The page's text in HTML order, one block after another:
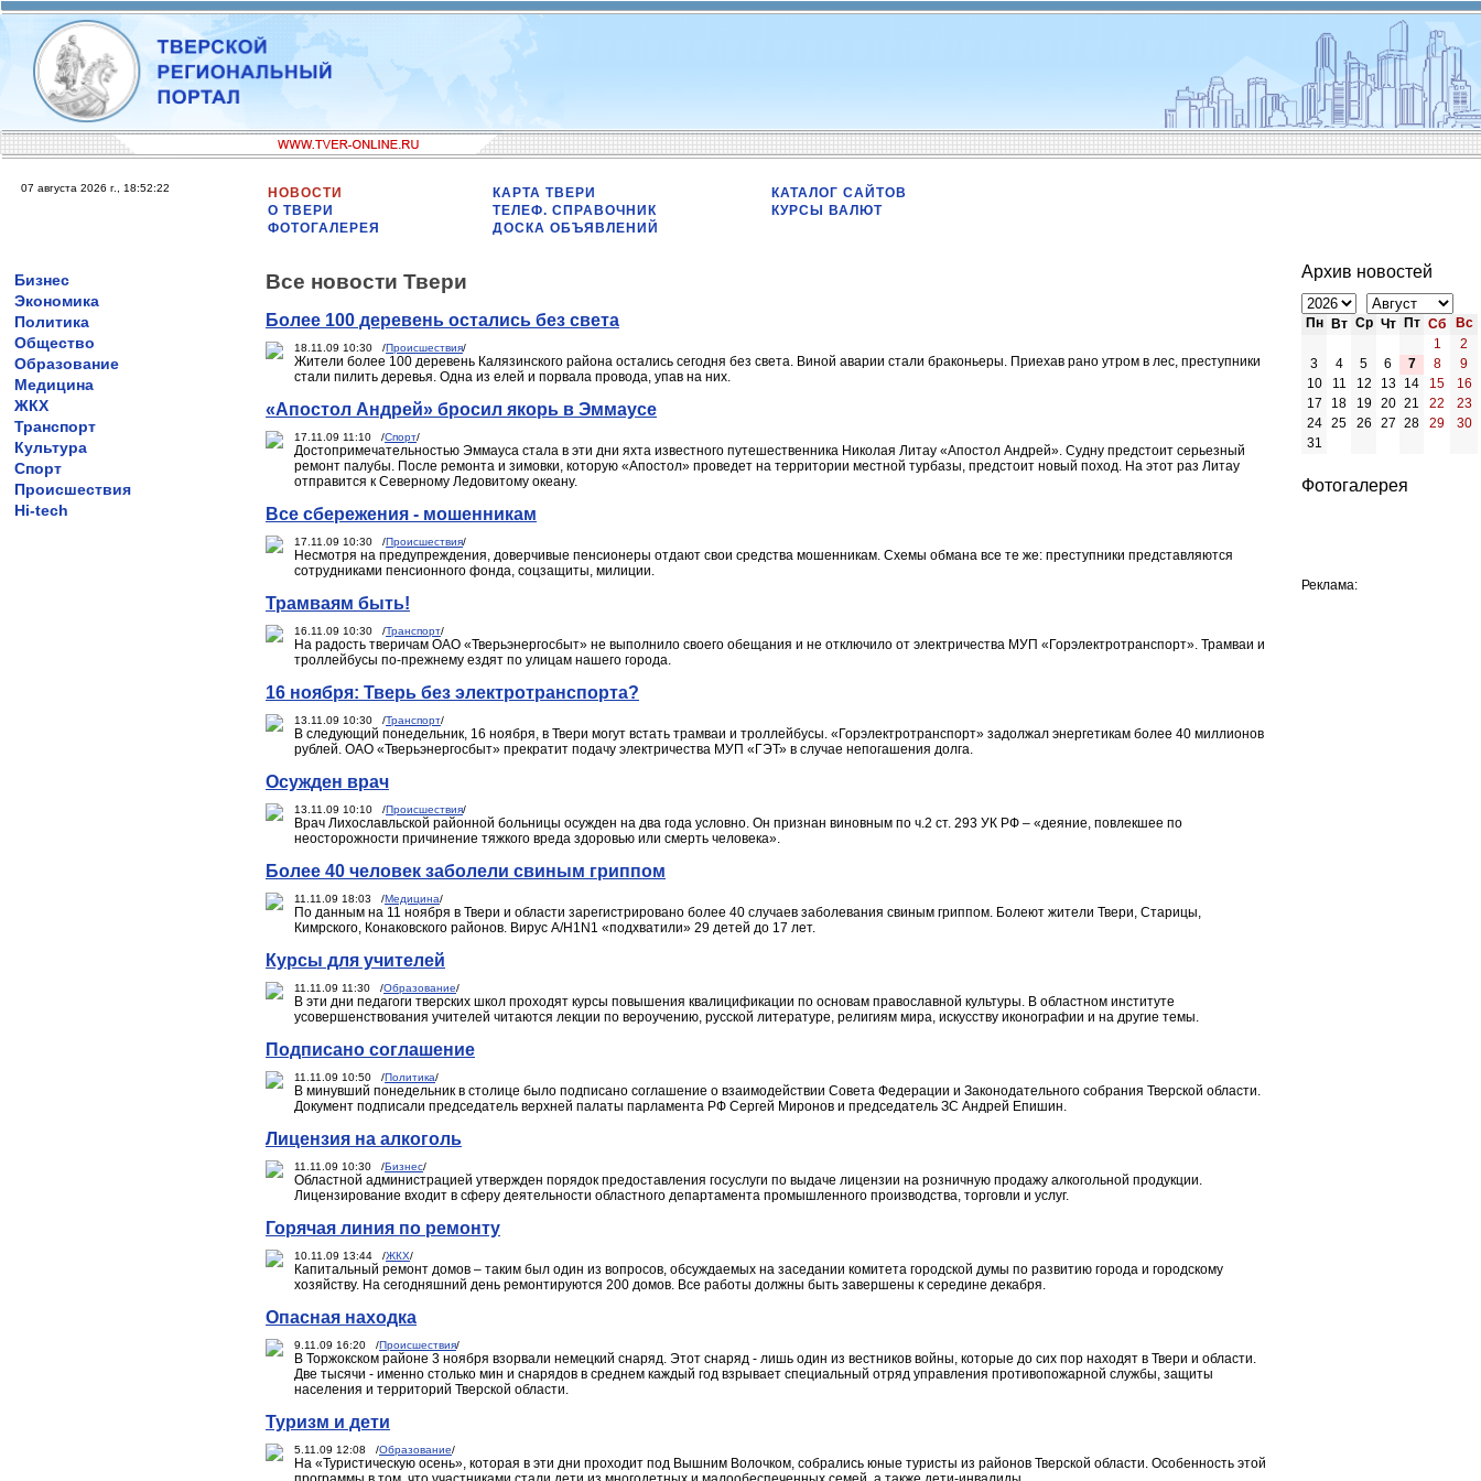
07 августа 2026 г., 18:52:22
НОВОСТИ
О ТВЕРИ
ФОТОГАЛЕРЕЯ
КАРТА ТВЕРИ
ТЕЛЕФ. СПРАВОЧНИК
ДОСКА ОБЪЯВЛЕНИЙ
КАТАЛОГ САЙТОВ
КУРСЫ ВАЛЮТ
Бизнес
Экономика
Политика
Общество
Образование
Медицина
ЖКХ
Транспорт
Культура
Спорт
Происшествия
Hi-tech
Все новости Твери
Более 100 деревень остались без света
18.11.09 10:30 /Происшествия/
Жители более 100 деревень Калязинского района остались сегодня без света. Виной аварии стали браконьеры. Приехав рано утром в лес, преступники
стали пилить деревья. Одна из елей и порвала провода, упав на них.
«Апостол Андрей» бросил якорь в Эммаусе
17.11.09 11:10 /Спорт/
Достопримечательностью Эммауса стала в эти дни яхта известного путешественника Николая Литау «Апостол Андрей». Судну предстоит серьезный
ремонт палубы. После ремонта и зимовки, которую «Апостол» проведет на территории местной турбазы, предстоит новый поход. На этот раз Литау
отправится к Северному Ледовитому океану.
Все сбережения - мошенникам
17.11.09 10:30 /Происшествия/
Несмотря на предупреждения, доверчивые пенсионеры отдают свои средства мошенникам. Схемы обмана все те же: преступники представляются
сотрудниками пенсионного фонда, соцзащиты, милиции.
Трамваям быть!
16.11.09 10:30 /Транспорт/
На радость тверичам ОАО «Тверьэнергосбыт» не выполнило своего обещания и не отключило от электричества МУП «Горэлектротранспорт». Трамваи и
троллейбусы по-прежнему ездят по улицам нашего города.
16 ноября: Тверь без электротранспорта?
13.11.09 10:30 /Транспорт/
В следующий понедельник, 16 ноября, в Твери могут встать трамваи и троллейбусы. «Горэлектротранспорт» задолжал энергетикам более 40 миллионов
рублей. ОАО «Тверьэнергосбыт» прекратит подачу электричества МУП «ГЭТ» в случае непогашения долга.
Осужден врач
13.11.09 10:10 /Происшествия/
Врач Лихославльской районной больницы осужден на два года условно. Он признан виновным по ч.2 ст. 293 УК РФ – «деяние, повлекшее по
неосторожности причинение тяжкого вреда здоровью или смерть человека».
Более 40 человек заболели свиным гриппом
11.11.09 18:03 /Медицина/
По данным на 11 ноября в Твери и области зарегистрировано более 40 случаев заболевания свиным гриппом. Болеют жители Твери, Старицы,
Кимрского, Конаковского районов. Вирус A/H1N1 «подхватили» 29 детей до 17 лет.
Курсы для учителей
11.11.09 11:30 /Образование/
В эти дни педагоги тверских школ проходят курсы повышения квалицификации по основам православной культуры. В областном институте
усовершенствования учителей читаются лекции по вероучению, русской литературе, религиям мира, искусству иконографии и на другие темы.
Подписано соглашение
11.11.09 10:50 /Политика/
В минувший понедельник в столице было подписано соглашение о взаимодействии Совета Федерации и Законодательного собрания Тверской области.
Документ подписали председатель верхней палаты парламента РФ Сергей Миронов и председатель ЗС Андрей Епишин.
Лицензия на алкоголь
11.11.09 10:30 /Бизнес/
Областной администрацией утвержден порядок предоставления госуслуги по выдаче лицензии на розничную продажу алкогольной продукции.
Лицензирование входит в сферу деятельности областного департамента промышленного производства, торговли и услуг.
Горячая линия по ремонту
10.11.09 13:44 /ЖКХ/
Капитальный ремонт домов – таким был один из вопросов, обсуждаемых на заседании комитета городской думы по развитию города и городскому
хозяйству. На сегодняшний день ремонтируются 200 домов. Все работы должны быть завершены к середине декабря.
Опасная находка
9.11.09 16:20 /Происшествия/
В Торжокском районе 3 ноября взорвали немецкий снаряд. Этот снаряд - лишь один из вестников войны, которые до сих пор находят в Твери и области.
Две тысячи - именно столько мин и снарядов в среднем каждый год взрывает специальный отряд управления противопожарной службы, защиты
населения и территорий Тверской области.
Туризм и дети
5.11.09 12:08 /Образование/
На «Туристическую осень», которая в эти дни проходит под Вышним Волочком, собрались юные туристы из районов Тверской области. Особенность этой
Архив новостей
Пн Вт Ср Чт Пт Сб
Вс
1
2
3
4 5 6 7 8
9
10
11 12 13 14 15
16
17
18 19 20 21 22
23
24
25 26 27 28 29
30
31
Фотогалерея
Реклама: